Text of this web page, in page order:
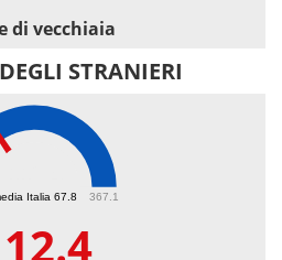
di vecchiaia
STRANIERI
Italia 67.8 367.1